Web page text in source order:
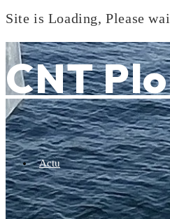
Site is Loading, Please
to
content
CNT
Actu